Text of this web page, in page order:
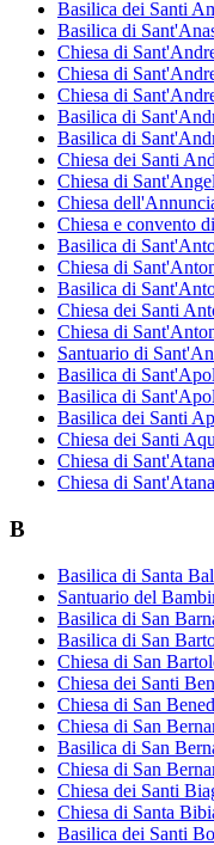
Basilica dei Santi
Basilica di
Chiesa di
Chiesa di
Chiesa di
Basilica di
Basilica di
Chiesa dei Santi
Chiesa di
Chiesa
Chiesa e convento
Basilica di
Chiesa di
Basilica di
Chiesa dei Santi
Chiesa di
Santuario di
Basilica di
Basilica di
Basilica dei Santi
Chiesa dei Santi
Chiesa di
Chiesa di
B
Basilica di Santa
Santuario del
Basilica di San
Basilica di San
Chiesa di San
Chiesa dei Santi
Chiesa di San
Chiesa di San
Basilica di San
Chiesa di San
Chiesa dei Santi
Chiesa di Santa
Basilica dei Santi